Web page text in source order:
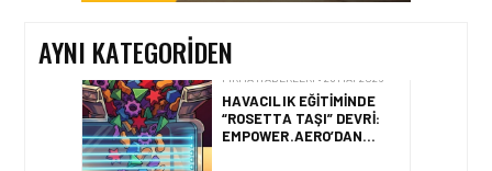
AYNI KATEGORIDEN
FIRMA HABERLERI • 28 MAY 2026
HAVACILIK EĞITIMINDE
“ROSETTA TAŞI” DEVRI:
EMPOWER.AERO’DAN